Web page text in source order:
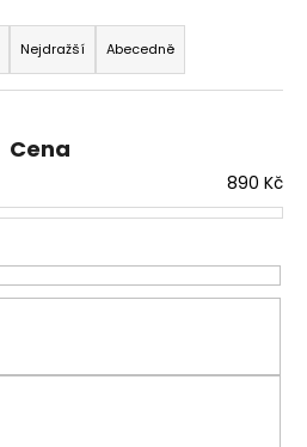
Nejdražší Abecedně
Cena
890 Kč